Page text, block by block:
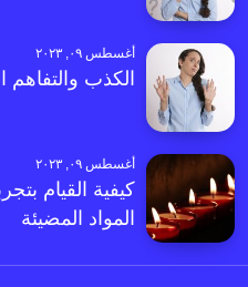
أغسطس ٠٩, ٢٠٢٣
الكذب والتفاهم
أغسطس ٠٩, ٢٠٢٣
كيفية القيام
المواد المضيئة